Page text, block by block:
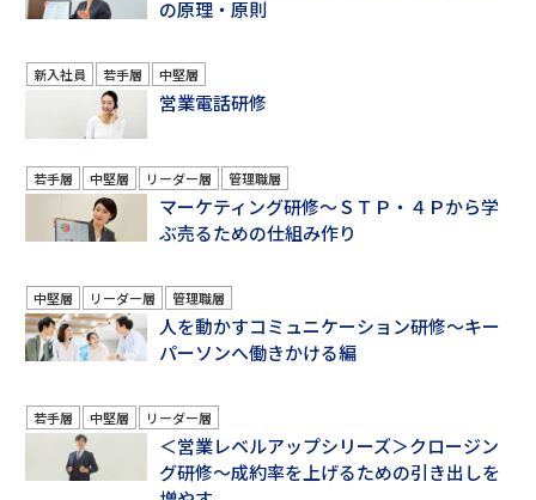
の原理・原則
新入社員 若手層 中堅層
営業電話研修
若手層 中堅層 リーダー層 管理職層
マーケティング研修～ＳＴＰ・４Ｐから学
ぶ売るための仕組み作り
中堅層 リーダー層 管理職層
人を動かすコミュニケーション研修～キー
パーソンへ働きかける編
若手層 中堅層 リーダー層
＜営業レベルアップシリーズ＞クロージン
グ研修～成約率を上げるための引き出しを